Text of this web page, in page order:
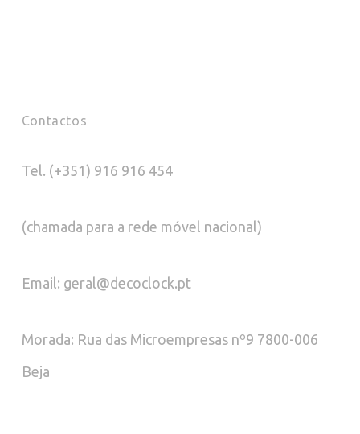
Contactos
Tel. (+351) 916 916 454
(chamada para a rede móvel nacional)
Email: geral@decoclock.pt
Morada: Rua das Microempresas nº9 7800-006
Beja